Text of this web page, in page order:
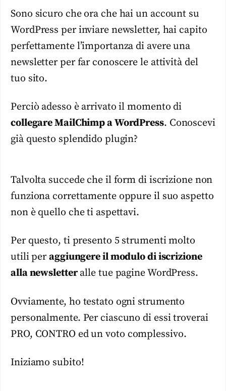
Sono sicuro che ora che hai un account su
WordPress per inviare newsletter, hai capito
perfettamente l’importanza di avere una
newsletter per far conoscere le attività del
tuo sito.
Perciò adesso è arrivato il momento di
collegare MailChimp a WordPress. Conoscevi
già questo splendido plugin?
Talvolta succede che il form di iscrizione non
funziona correttamente oppure il suo aspetto
non è quello che ti aspettavi.
Per questo, ti presento 5 strumenti molto
utili peraggiungere il modulo di iscrizione
alla newsletteralle tue pagine WordPress.
Ovviamente, ho testato ogni strumento
personalmente. Per ciascuno di essi troverai
PRO, CONTRO ed un voto complessivo.
Iniziamo subito!